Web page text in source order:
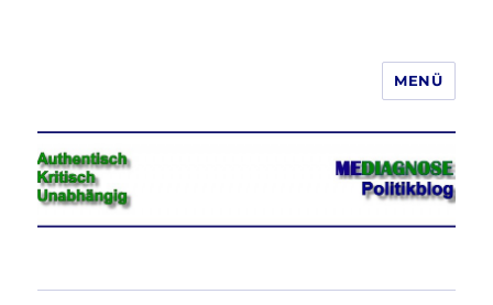
Jeder hat das Recht, seine
Meinung in Wort, Schrift und Bild
frei zu äußern und zu verbreiten
MENÜ